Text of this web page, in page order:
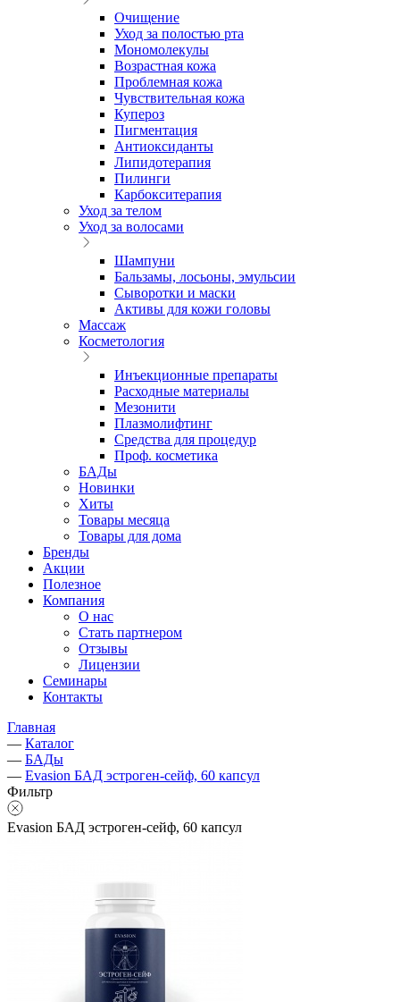
Очищение
Уход за полостью рта
Мономолекулы
Возрастная кожа
Проблемная кожа
Чувствительная кожа
Купероз
Пигментация
Антиоксиданты
Липидотерапия
Пилинги
Карбокситерапия
Уход за телом
Уход за волосами
Шампуни
Бальзамы, лосьоны, эмульсии
Сыворотки и маски
Активы для кожи головы
Массаж
Косметология
Инъекционные препараты
Расходные материалы
Мезонити
Плазмолифтинг
Средства для процедур
Проф. косметика
БАДы
Новинки
Хиты
Товары месяца
Товары для дома
Бренды
Акции
Полезное
Компания
О нас
Стать партнером
Отзывы
Лицензии
Семинары
Контакты
Главная
— Каталог
— БАДы
— Evasion БАД эстроген-сейф, 60 капсул
Фильтр
Evasion БАД эстроген-сейф, 60 капсул